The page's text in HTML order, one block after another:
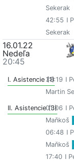
Sekerak
42:55 I
Sekerak
16.01.22
Nedeľa
20:45
I. Asistencie (1)38:19 I
Martin
II. Asistencie (3)
01:06 I
Maňkoš
06:48 I
Maňkoš
17:40 I